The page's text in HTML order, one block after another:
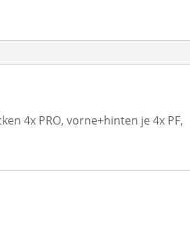
4x PRO, vorne+hinten je 4x PF,